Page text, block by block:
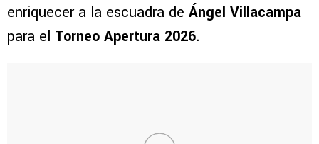
enriquecer a la escuadra de Ángel Villacampa
para el Torneo Apertura 2026.